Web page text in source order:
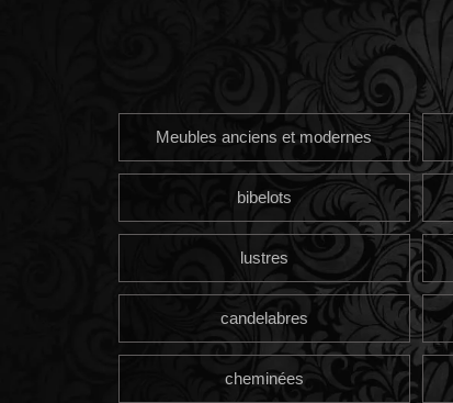
Meubles anciens et modernes
bibelots
lustres
candelabres
cheminées